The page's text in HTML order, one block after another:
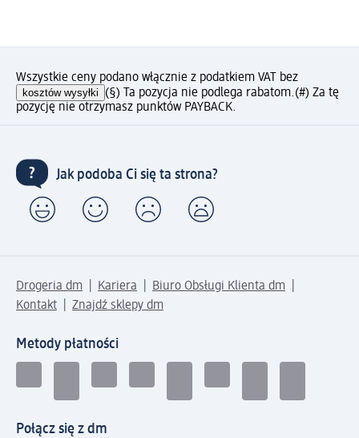
Wszystkie ceny podano włącznie z podatkiem VAT bez
kosztów wysyłki (§) Ta pozycja nie podlega rabatom.(#) Za tę
pozycję nie otrzymasz punktów PAYBACK.
Jak podoba Ci się ta strona?
Drogeria dm Kariera
Biuro Obsługi Klienta dm
Kontakt
Znajdź sklepy dm
Metody płatności
Połącz się z dm